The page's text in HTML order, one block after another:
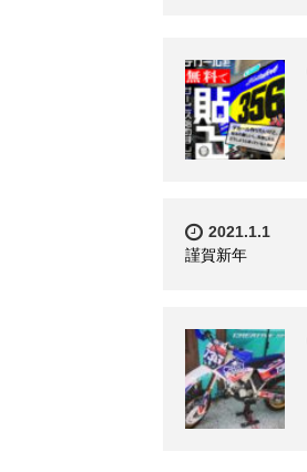
2021.1.1
謹賀新年